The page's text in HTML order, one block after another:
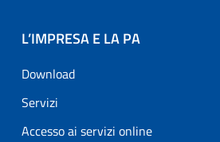
L’IMPRESA E LA PA
Download
Servizi
Accesso ai servizi online